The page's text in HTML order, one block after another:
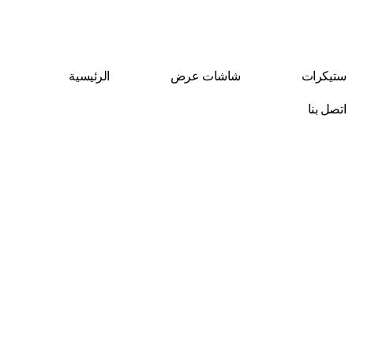
الرئيسية
شاشات عرض ستيكرات
اتصل بنا